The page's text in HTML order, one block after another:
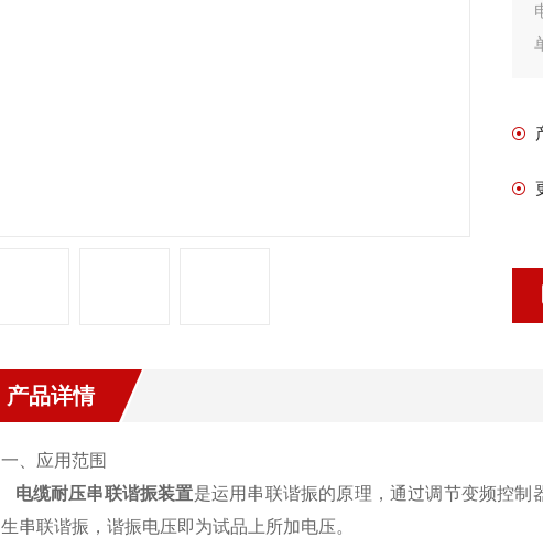
产品详情
一、应用范围
电缆耐压串联谐振装置是运用串联谐振的原理，通过调节变频控
生串联谐振，谐振电压即为试品上所加电压。